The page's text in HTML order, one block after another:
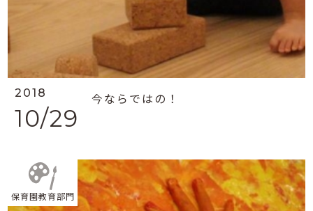
2018
10/29
今ならではの！
保育園教育部門